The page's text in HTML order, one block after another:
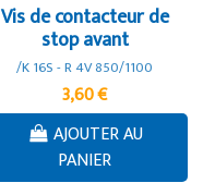
Vis de contacteur de
stop avant
/K 16S - R 4V 850/1100
3,60 €
AJOUTER AU
PANIER